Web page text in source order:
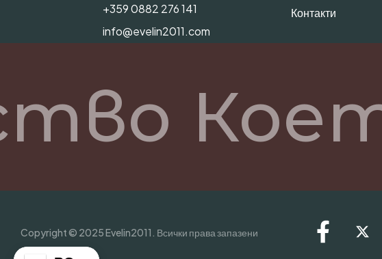
+359 0882 276 141
info@evelin2011.com
Контакти
Copyright © 2025 Evelin2011. Всички права запазени